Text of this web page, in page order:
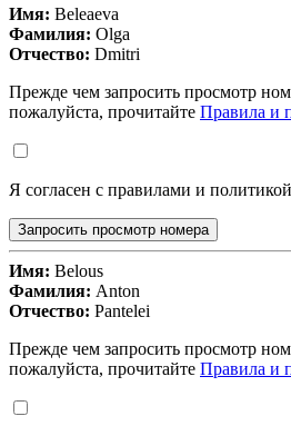
Имя: Beleaeva
Фамилия: Olga
Отчество: Dmitri
Прежде чем запросить просмотр
пожалуйста, прочитайте Правила и
Я согласен с правилами и
Запросить просмотр номера
Имя: Belous
Фамилия: Anton
Отчество: Pantelei
Прежде чем запросить просмотр
пожалуйста, прочитайте Правила и